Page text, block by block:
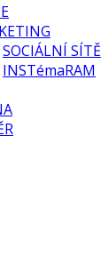
SOCIÁLNÍ SÍTĚ
INSTémaRAM